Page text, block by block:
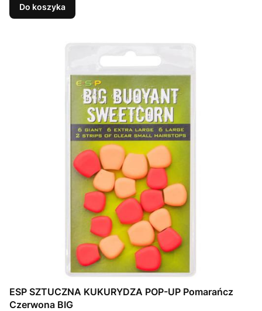
Do koszyka
ESP SZTUCZNA KUKURYDZA POP-UP Pomarańcz
Czerwona BIG